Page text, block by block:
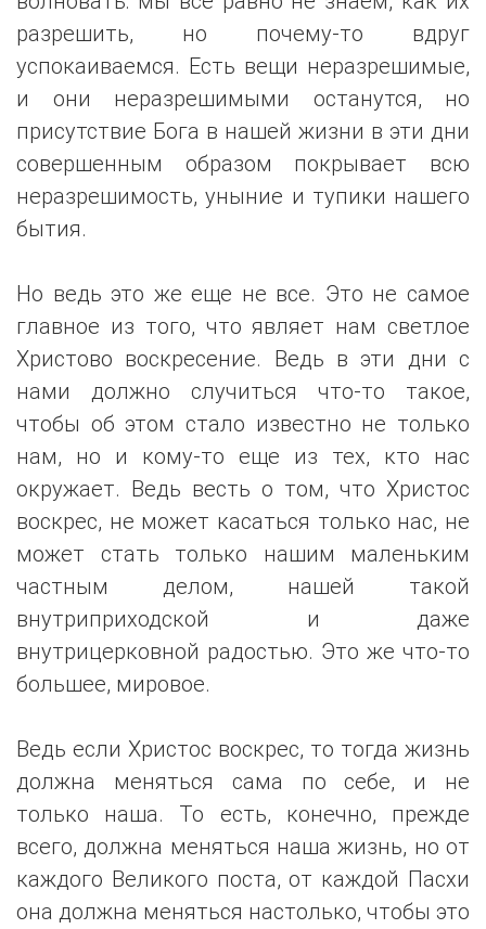
разрешить, но почему-то вдруг
успокаиваемся. Есть вещи неразрешимые,
и они неразрешимыми останутся, но
присутствие Бога в нашей жизни в эти дни
совершенным образом покрывает всю
неразрешимость, уныние и тупики нашего
бытия.
Но ведь это же еще не все. Это не самое
главное из того, что являет нам светлое
Христово воскресение. Ведь в эти дни с
нами должно случиться что-то такое,
чтобы об этом стало известно не только
нам, но и кому-то еще из тех, кто нас
окружает. Ведь весть о том, что Христос
воскрес, не может касаться только нас, не
может стать только нашим маленьким
частным делом, нашей такой
внутриприходской и даже
внутрицерковной радостью. Это же что-то
большее, мировое.
Ведь если Христос воскрес, то тогда жизнь
должна меняться сама по себе, и не
только наша. То есть, конечно, прежде
всего, должна меняться наша жизнь, но от
каждого Великого поста, от каждой Пасхи
она должна меняться настолько, чтобы это